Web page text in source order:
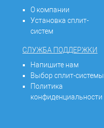
О компании
Установка сплит-
систем
СЛУЖБА ПОДДЕРЖКИ
Напишите нам
Выбор сплит-системы
Политика
конфиденциальности